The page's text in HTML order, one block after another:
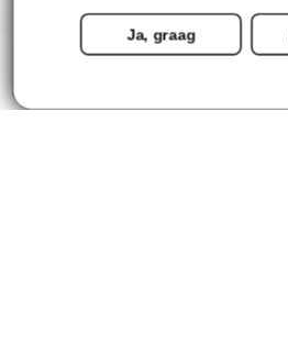
Categorieën
Contact
Ja, graag